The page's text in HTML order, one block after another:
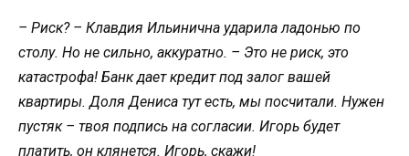
– Риск? – Клавдия Ильинична ударила ладонью по
столу. Но не сильно, аккуратно. – Это не риск, это
катастрофа! Банк дает кредит под залог вашей
квартиры. Доля Дениса тут есть, мы посчитали. Нужен
пустяк – твоя подпись на согласии. Игорь будет
платить, он клянется. Игорь, скажи!